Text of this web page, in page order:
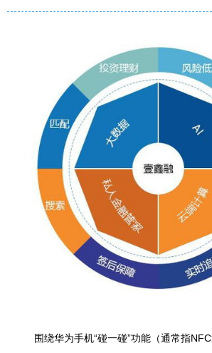
围绕华为手机“碰一碰”功能（通常指